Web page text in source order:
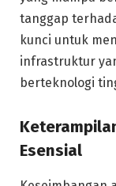
tanggap
kunci untuk
infrastruktur
berteknologi
Esensial